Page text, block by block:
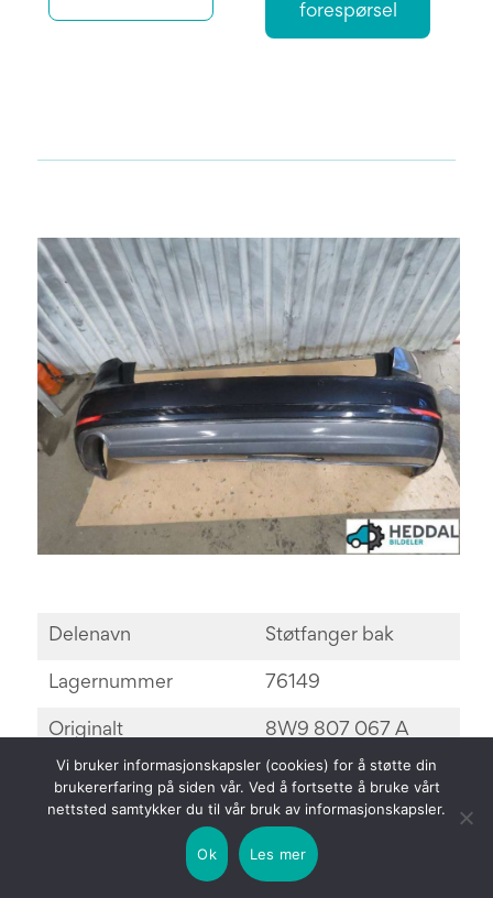
forespørsel
Delenavn Støtfanger bak
Lagernummer 76149
Originalt
delenummer
8W9 807 067 A
4000 kr
Vi bruker informasjonskapsler (cookies) for å støtte din
brukererfaring på siden vår. Ved å fortsette å bruke vårt
nettsted samtykker du til vår bruk av informasjonskapsler.
Ok Les mer